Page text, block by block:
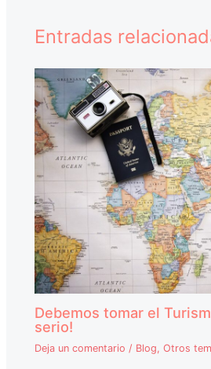
Entradas
Debemos tomar el
serio!
Deja un comentario / Blog,Otros